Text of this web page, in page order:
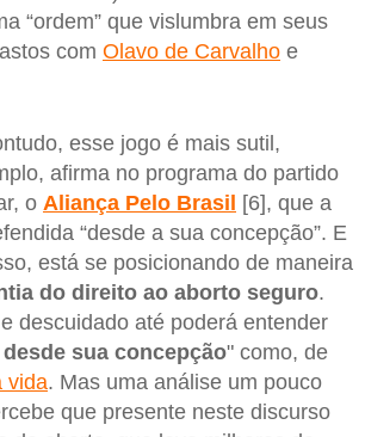
“ordem” que vislumbra em seus
com Olavo de Carvalho e
esse jogo é mais sutil,
afirma no programa do partido
o Aliança Pelo Brasil [6], que a
“desde a sua concepção”. E
está se posicionando de maneira
do direito ao aborto seguro.
descuidado até poderá entender
sua concepção" como, de
vida. Mas uma análise um pouco
que presente neste discurso